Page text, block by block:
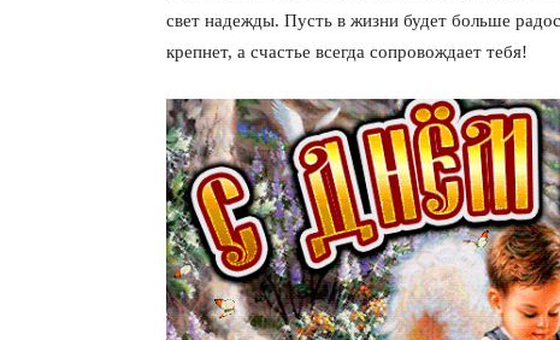
свет надежды. Пусть в жизни будет больше
крепнет, а счастье всегда сопровождает тебя!